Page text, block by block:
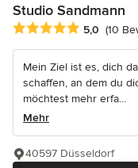
Studio Sandmann
Durchschnittliche
5,0 (10
Mein Ziel ist es, dich
schaffen, an dem du
möchtest mehr erfa...
Mehr
40597 Düsseldorf